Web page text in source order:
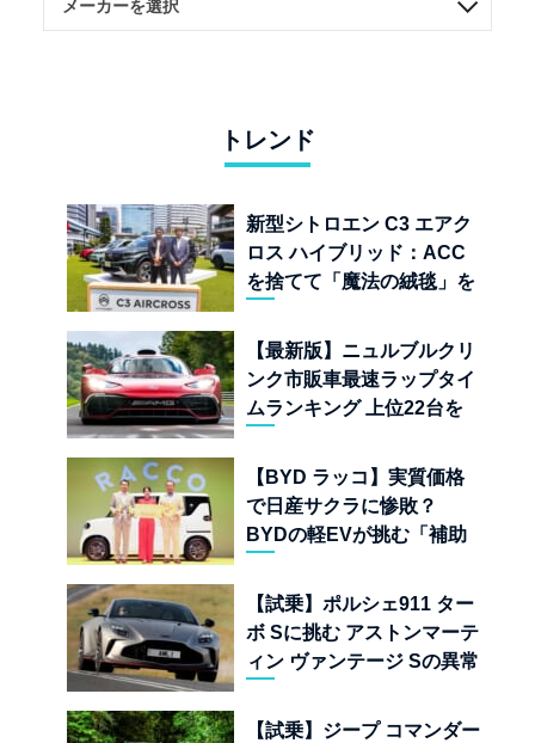
トレンド
新型シトロエン C3 エアク
ロス ハイブリッド：ACC
を捨てて「魔法の絨毯」を
児
【最新版】ニュルブルクリ
ンク市販車最速ラップタイ
ムランキング 上位22台を
【BYD ラッコ】実質価格
で日産サクラに惨敗？
BYDの軽EVが挑む「補助
界
【試乗】ポルシェ911 ター
ボ Sに挑む アストンマーテ
ィン ヴァンテージ Sの異常
狂気
【試乗】ジープ コマンダー